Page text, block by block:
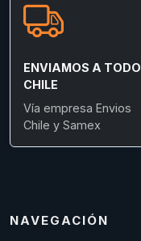
ENVIAMOS A TODO
CHILE
Vía empresa Envios
Chile y Samex
NAVEGACIÓN